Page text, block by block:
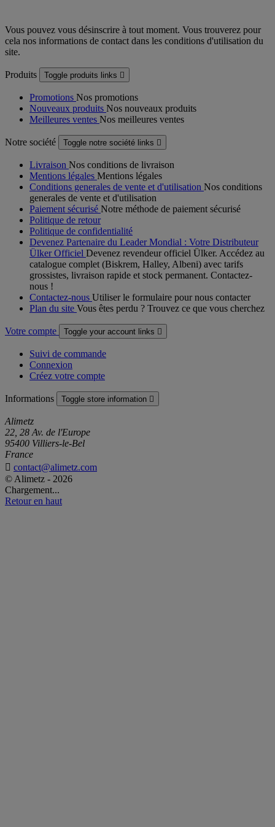
Vous pouvez vous désinscrire à tout moment. Vous trouverez pour
cela nos informations de contact dans les conditions d'utilisation du
site.
Produits Toggle produits links 
Promotions Nos promotions
Nouveaux produits Nos nouveaux produits
Meilleures ventes Nos meilleures ventes
Notre société Toggle notre société links 
Livraison Nos conditions de livraison
Mentions légales Mentions légales
Conditions generales de vente et d'utilisation Nos conditions
generales de vente et d'utilisation
Paiement sécurisé Notre méthode de paiement sécurisé
Politique de retour
Politique de confidentialité
Devenez Partenaire du Leader Mondial : Votre Distributeur
Ülker Officiel Devenez revendeur officiel Ülker. Accédez au
catalogue complet (Biskrem, Halley, Albeni) avec tarifs
grossistes, livraison rapide et stock permanent. Contactez-
nous !
Contactez-nous Utiliser le formulaire pour nous contacter
Plan du site Vous êtes perdu ? Trouvez ce que vous cherchez
Votre compte Toggle your account links 
Suivi de commande
Connexion
Créez votre compte
Informations Toggle store information 
Alimetz
22, 28 Av. de l'Europe
95400 Villiers-le-Bel
France
 contact@alimetz.com
© Alimetz - 2026
Chargement...
Retour en haut